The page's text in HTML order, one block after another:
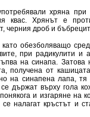
хряна
квас. Хрянът е
черния дроб и
обезболяващо
при радикулити и
на синапа.
получена от
на синапена лапа, тя
се държат върху гола
и изгаряне на
налагат кръстът и